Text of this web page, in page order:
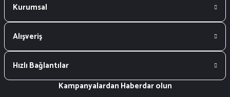
Kurumsal
Alışveriş
Hızlı Bağlantılar
Kampanyalardan Haberdar olun